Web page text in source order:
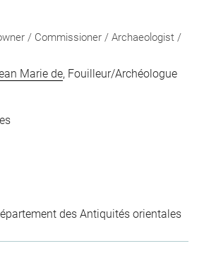
/ Commissioner / Archaeologist /
Marie de, Fouilleur/Archéologue
des Antiquités orientales